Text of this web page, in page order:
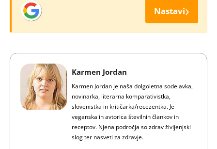
Nastavi›
Karmen Jordan
Karmen Jordan je naša dolgoletna sodelavka,
novinarka, literarna komparativistka,
slovenistka in kritičarka/recezentka. Je
veganska in avtorica številnih člankov in
receptov. Njena področja so zdrav življenjski
slog ter nasveti za zdravje.